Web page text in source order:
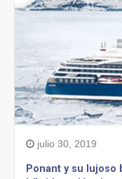
julio 30, 2019
Ponant y su lujoso